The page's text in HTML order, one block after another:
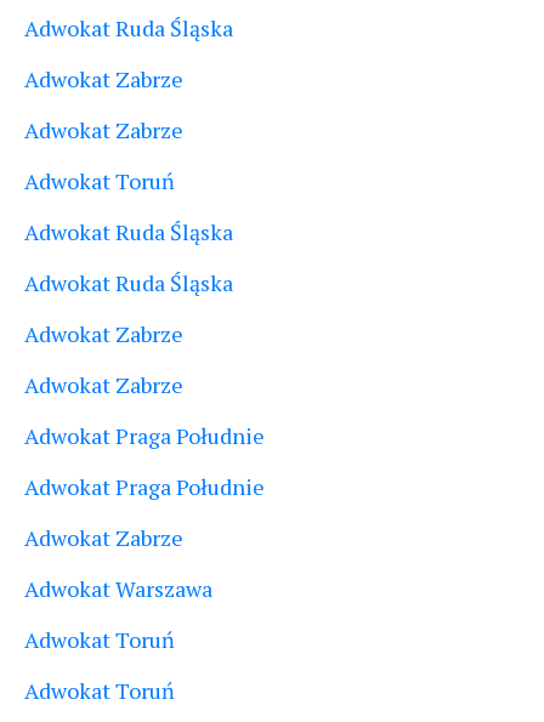
Adwokat Ruda Śląska
Adwokat Zabrze
Adwokat Zabrze
Adwokat Toruń
Adwokat Ruda Śląska
Adwokat Ruda Śląska
Adwokat Zabrze
Adwokat Zabrze
Adwokat Praga Południe
Adwokat Praga Południe
Adwokat Zabrze
Adwokat Warszawa
Adwokat Toruń
Adwokat Toruń